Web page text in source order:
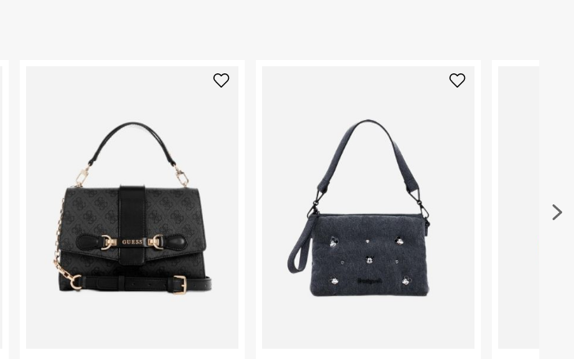
לפני החזרת החבילה, חשוב להדביק את מדבקת הגוביינא על גבי החבילה
פריטים שבירים יש להחזיר עם שליח דרך ממשק ההחזרות באתר בלבד
בהתאם לתנאי השימוש.
חשוב לשים לב:
3. מוצרי טיפוח ניתן להחזיר סגורים באריזתם המקורית בלבד. לא ניתן
להחזיר לקים.
היבואן
טרמינל איקס אונליין בע"מ
קריית שדה התעופה